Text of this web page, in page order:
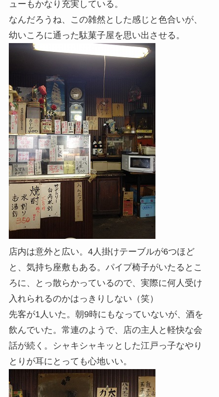
ューもかなり充実している。
なんだろうね、この雑然とした感じと色合いが、
幼いころに通った駄菓子屋を思い出させる。
店内は意外と広い。4人掛けテーブルが6つほど
と、気持ち座敷もある。パイプ椅子がいたるとこ
ろに、とっ散らかっているので、実際に何人受け
入れられるのかはっきりしない（笑）
先客が1人いた。朝9時にもなっていないが、酒を
飲んでいた。常連のようで、店の主人と軽快な会
話が続く。シャキシャキッとした江戸っ子なやり
とりが耳にとっても心地いい。